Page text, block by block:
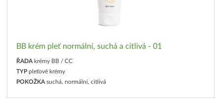
BB krém pleť normální, suchá a citlivá - 01
ŘADA krémy BB / CC
TYP pleťové krémy
POKOŽKA suchá, normální, citlivá